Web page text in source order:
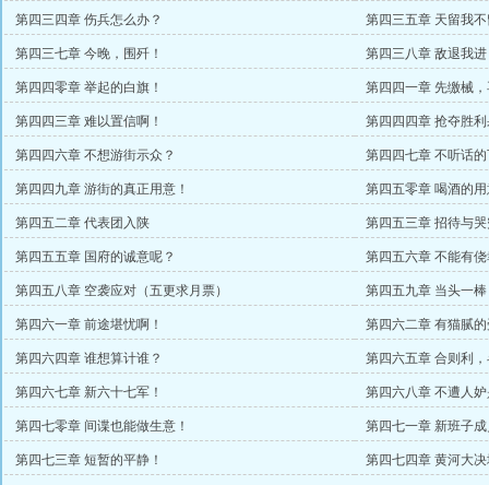
第四三四章 伤兵怎么办？ 第四三五章 天留我
第四三七章 今晚，围歼！ 第四三八章 敌退我进
第四四零章 举起的白旗！ 第四四一章 先缴械
第四四三章 难以置信啊！ 第四四四章 抢夺胜
第四四六章 不想游街示众？ 第四四七章 不听话
第四四九章 游街的真正用意！ 第四五零章 喝酒的
第四五二章 代表团入陕 第四五三章 招待与
第四五五章 国府的诚意呢？ 第四五六章 不能有
第四五八章 空袭应对（五更求月票） 第四五九章 当头一棒
第四六一章 前途堪忧啊！ 第四六二章 有猫腻
第四六四章 谁想算计谁？ 第四六五章 合则利
第四六七章 新六十七军！ 第四六八章 不遭人
第四七零章 间谍也能做生意！ 第四七一章 新班子
第四七三章 短暂的平静！ 第四七四章 黄河大决